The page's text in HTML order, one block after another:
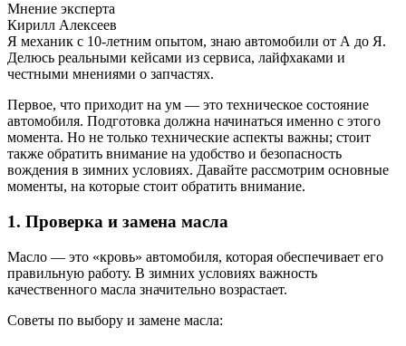
Мнение эксперта
Кирилл Алексеев
Я механик с 10-летним опытом, знаю автомобили от А до Я.
Делюсь реальными кейсами из сервиса, лайфхаками и
честными мнениями о запчастях.
Первое, что приходит на ум — это техническое состояние
автомобиля. Подготовка должна начинаться именно с этого
момента. Но не только технические аспекты важны; стоит
также обратить внимание на удобство и безопасность
вождения в зимних условиях. Давайте рассмотрим основные
моменты, на которые стоит обратить внимание.
1. Проверка и замена масла
Масло — это «кровь» автомобиля, которая обеспечивает его
правильную работу. В зимних условиях важность
качественного масла значительно возрастает.
Советы по выбору и замене масла: